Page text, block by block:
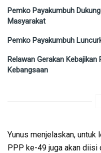
Pemko Payakumbuh
Masyarakat
Pemko Payakumbuh
Relawan Gerakan
Kebangsaan
Yunus menjelaskan, untuk
PPP ke-49 juga akan diisi